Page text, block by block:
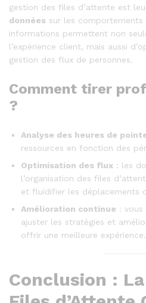
gestion des files d’attente est
données sur les comportements
informations permettent non
l’expérience client, mais aussi
gestion des flux de personnes.
Comment tirer
?
Analyse des heures de
ressources en fonction des
Optimisation des flux : les
l’organisation des files
et fluidifier les déplacements
Amélioration continue :
ajuster les stratégies et
offrir une meilleure expérience.
Conclusion :